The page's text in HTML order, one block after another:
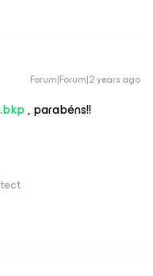
Forum|Forum|2 years ago
, parabéns!!